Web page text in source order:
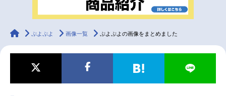
ラジオ みんなの声
マンガ・ラノベ ゲーム・アプリ 音楽 コスプレ
animateTimes
ぷよぷよ 画像一覧 ぷよぷよの画像をまとめました